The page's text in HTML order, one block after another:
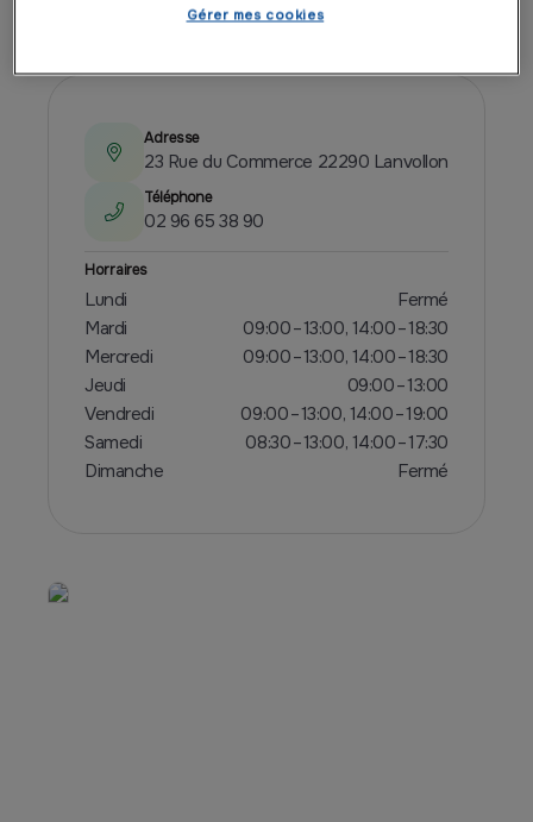
Adresse
23 Rue du Commerce 22290 Lanvollon
Téléphone
02 96 65 38 90
Horraires
Lundi
Fermé
Mardi
09:00 – 13:00, 14:00 – 18:30
Mercredi
09:00 – 13:00, 14:00 – 18:30
Jeudi
09:00 – 13:00
Vendredi
09:00 – 13:00, 14:00 – 19:00
Samedi
08:30 – 13:00, 14:00 – 17:30
Dimanche
Fermé
Gérer mes cookies